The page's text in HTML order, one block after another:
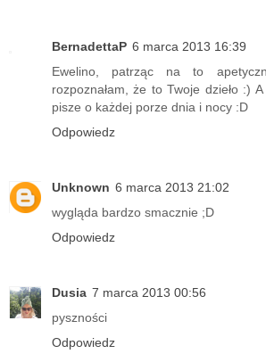
BernadettaP 6 marca 2013 16:39
Ewelino, patrząc na to
rozpoznałam, że to Twoje dzieło :)
pisze o każdej porze dnia i nocy :D
Odpowiedz
Unknown 6 marca 2013 21:02
wygląda bardzo smacznie ;D
Odpowiedz
Dusia 7 marca 2013 00:56
pyszności
Odpowiedz